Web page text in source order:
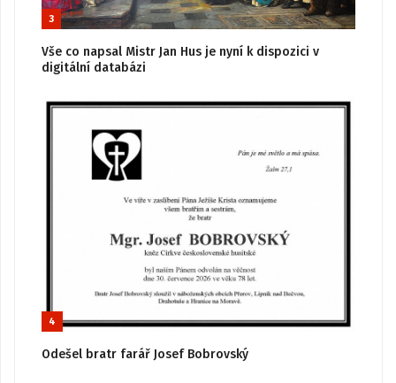
3
Vše co napsal Mistr Jan Hus je nyní k dispozici v
digitální databázi
4
Odešel bratr farář Josef Bobrovský